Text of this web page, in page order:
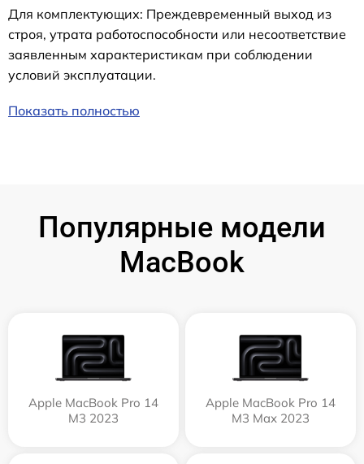
Для комплектующих: Преждевременный выход из
строя, утрата работоспособности или несоответствие
заявленным характеристикам при соблюдении
условий эксплуатации.
Показать полностью
Популярные модели
MacBook
Apple MacBook Pro 14
M3 2023
Apple MacBook Pro 14
M3 Max 2023